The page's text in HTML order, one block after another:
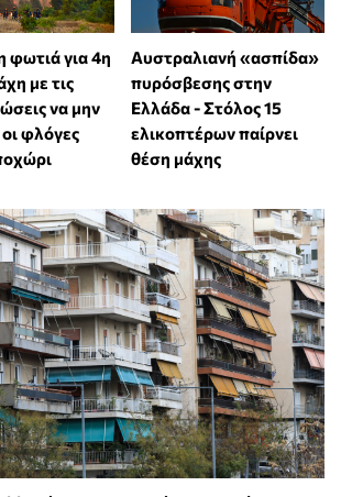
φωτιά για 4η
με τις
να μην
φλόγες
Αυστραλιανή «ασπίδα»
πυρόσβεσης στην
Ελλάδα - Στόλος 15
ελικοπτέρων παίρνει
θέση μάχης